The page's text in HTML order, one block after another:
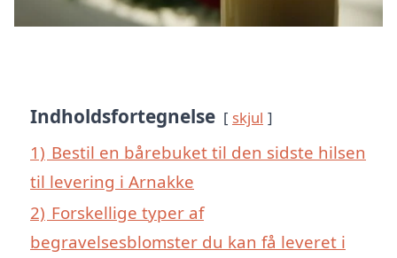
Indholdsfortegnelse skjul
1) Bestil en bårebuket til den sidste hilsen
til levering i Arnakke
2) Forskellige typer af
begravelsesblomster du kan få leveret i